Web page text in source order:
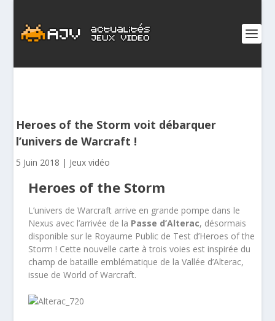
Heroes of the Storm voit débarquer
l’univers de Warcraft !
5 Juin 2018 | Jeux vidéo
Heroes of the Storm
L’univers de Warcraft arrive en grande pompe dans le
Nexus avec l’arrivée de la Passe d’Alterac, désormais
disponible sur le Royaume Public de Test d’Heroes of the
Storm ! Cette nouvelle carte à trois voies est inspirée du
champ de bataille emblématique de la Vallée d’Alterac,
issue de World of Warcraft.